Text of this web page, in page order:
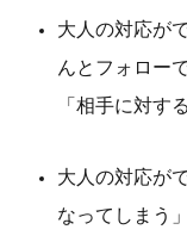
大人の対応が
んとフォロー
「相手に対す
大人の対応が
なってしまう